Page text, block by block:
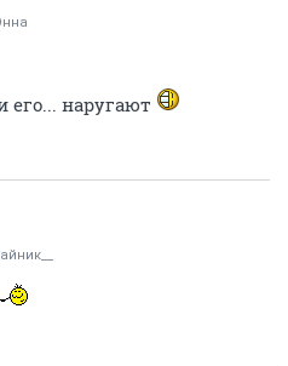
его... наругают